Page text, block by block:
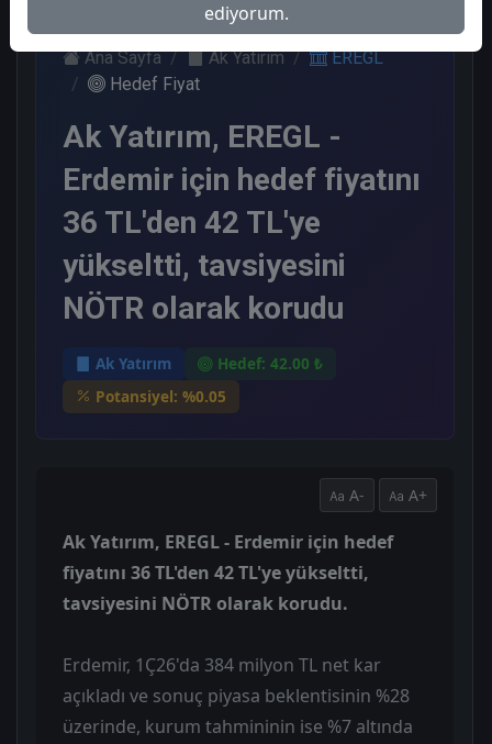
Ana Sayfa Ak Yatırım
EREGL
Hedef Fiyat
Ak Yatırım, EREGL -
Erdemir için hedef fiyatını
36 TL'den 42 TL'ye
yükseltti, tavsiyesini
NÖTR olarak korudu
Ak Yatırım
Hedef: 42.00 ₺
Potansiyel: %0.05
A- A+
Ak Yatırım, EREGL - Erdemir için hedef
fiyatını 36 TL'den 42 TL'ye yükseltti,
tavsiyesini NÖTR olarak korudu.
Erdemir, 1Ç26'da 384 milyon TL net kar
açıkladı ve sonuç piyasa beklentisinin %28
üzerinde, kurum tahmininin ise %7 altında
ediyorum.